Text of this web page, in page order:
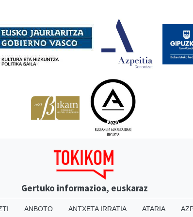
Gertuko informazioa, euskaraz
ANBOTO ANTXETA IRRATIA ATARIA